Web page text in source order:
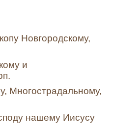
Новгородскому,
и
Многострадальному,
нашему Иисусу